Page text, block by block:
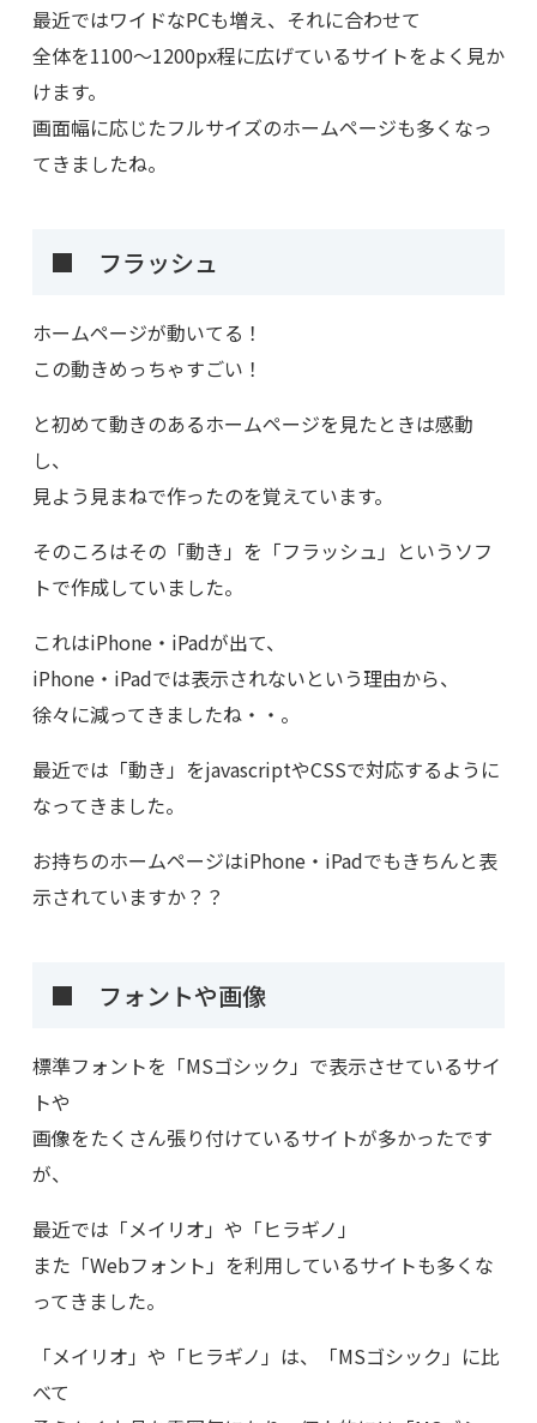
最近ではワイドなPCも増え、それに合わせて
全体を1100～1200px程に広げているサイトをよく見か
けます。
画面幅に応じたフルサイズのホームページも多くなっ
てきましたね。
■ フラッシュ
ホームページが動いてる！
この動きめっちゃすごい！
と初めて動きのあるホームページを見たときは感動
し、
見よう見まねで作ったのを覚えています。
そのころはその「動き」を「フラッシュ」というソフ
トで作成していました。
これはiPhone・iPadが出て、
iPhone・iPadでは表示されないという理由から、
徐々に減ってきましたね・・。
最近では「動き」をjavascriptやCSSで対応するように
なってきました。
お持ちのホームページはiPhone・iPadでもきちんと表
示されていますか？？
■ フォントや画像
標準フォントを「MSゴシック」で表示させているサイ
トや
画像をたくさん張り付けているサイトが多かったです
が、
最近では「メイリオ」や「ヒラギノ」
また「Webフォント」を利用しているサイトも多くな
ってきました。
「メイリオ」や「ヒラギノ」は、「MSゴシック」に比
べて